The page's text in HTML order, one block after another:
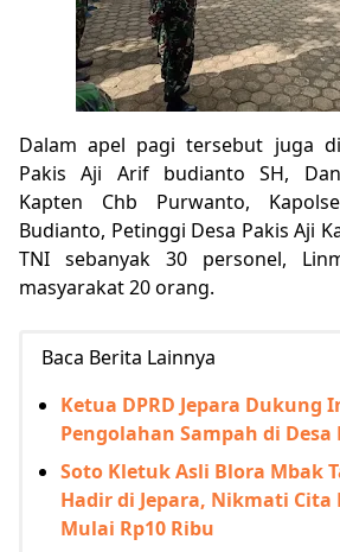
Dalam apel pagi tersebut juga
Pakis Aji Arif budianto SH,
Kapten Chb Purwanto,
Budianto, Petinggi Desa Pakis Aji
TNI sebanyak 30 personel,
masyarakat 20 orang.
Baca Berita Lainnya
Ketua DPRD Jepara Dukung
Pengolahan Sampah di Desa
Soto Kletuk Asli Blora Mbak
Hadir di Jepara, Nikmati
Mulai Rp10 Ribu